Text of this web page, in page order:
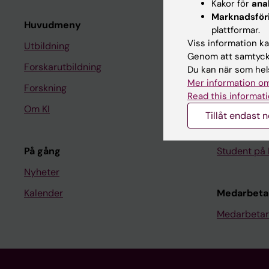
Huvudmeny
Utbildning
Forskarutbildning
Forskning
Om KI
På gång
Nyheter
Kalender
Student
Ladok
Canvas
Schema
Kurs- och
Student på
Kakor för
plattformar.
Viss information
Genom att
Du kan när som
Mer information
Read this
Tillåt endast